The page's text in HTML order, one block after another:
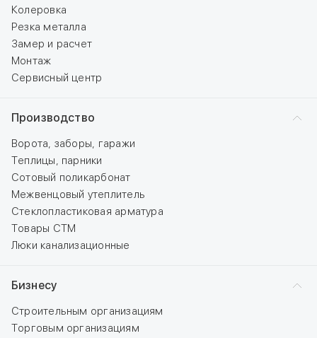
Колеровка
Резка металла
Замер и расчет
Монтаж
Сервисный центр
Производство
Ворота, заборы, гаражи
Теплицы, парники
Сотовый поликарбонат
Межвенцовый утеплитель
Стеклопластиковая арматура
Товары СТМ
Люки канализационные
Бизнесу
Строительным организациям
Торговым организациям